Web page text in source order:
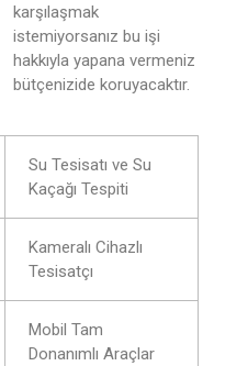
karşılaşmak
istemiyorsanız bu işi
hakkıyla yapana vermeniz
bütçenizide koruyacaktır.
Su Tesisatı ve Su
Kaçağı Tespiti
Kameralı Cihazlı
Tesisatçı
Mobil Tam
Donanımlı Araçlar